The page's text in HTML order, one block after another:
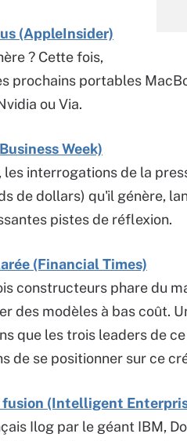
(AppleInsider)
? Cette fois,
prochains portables
ou Via.
Week)
interrogations de la
de dollars) qu'il génère,
pistes de réflexion.
(Financial Times)
constructeurs phare du
des modèles à bas coût.
que les trois leaders de
de se positionner sur ce
(Intelligent
Ilog par le géant IBM,